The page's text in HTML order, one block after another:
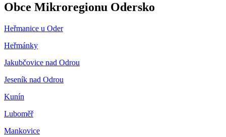
Obce Mikroregionu Odersko
Heřmanice u Oder
Heřmánky
Jakubčovice nad Odrou
Jeseník nad Odrou
Kunín
Luboměř
Mankovice